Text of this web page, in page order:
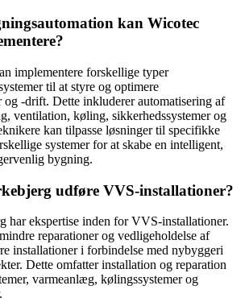
kan Wicotec
implementere forskellige typer
til at styre og optimere
og -drift. Dette inkluderer automatisering af
ventilation, køling, sikkerhedssystemer og
kan tilpasse løsninger til specifikke
systemer for at skabe en intelligent,
bygning.
udføre VVS-installationer?
har ekspertise inden for VVS-installationer.
reparationer og vedligeholdelse af
installationer i forbindelse med nybyggeri
Dette omfatter installation og reparation
varmeanlæg, kølingssystemer og